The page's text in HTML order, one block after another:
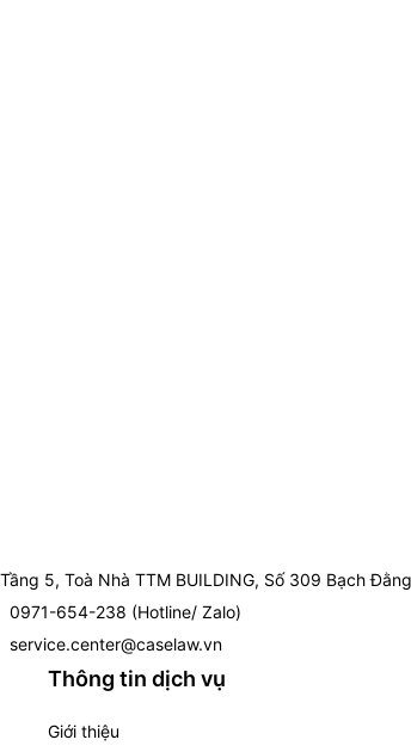
Tầng 5, Toà Nhà TTM BUILDING, Số 309 Bạch
0971-654-238 (Hotline/ Zalo)
service.center@caselaw.vn
Thông tin dịch vụ
Giới thiệu